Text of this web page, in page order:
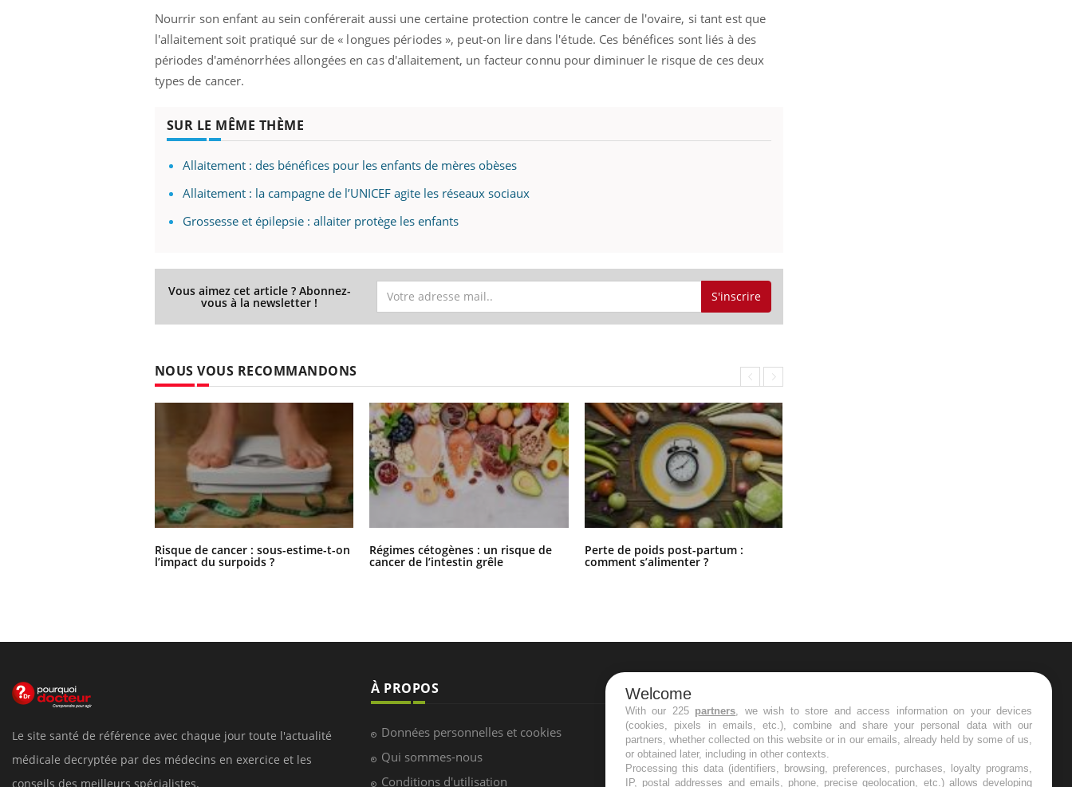
Nourrir son enfant au sein conférerait aussi une certaine protection contre le cancer de l'ovaire, si tant est que
l'allaitement soit pratiqué sur de « longues périodes », peut-on lire dans l'étude. Ces bénéfices sont liés à des
périodes d'aménorrhées allongées en cas d'allaitement, un facteur connu pour diminuer le risque de ces deux
types de cancer.
SUR LE MÊME THÈME
Allaitement : des bénéfices pour les enfants de mères obèses
Allaitement : la campagne de l’UNICEF agite les réseaux sociaux
Grossesse et épilepsie : allaiter protège les enfants
Vous aimez cet article ? Abonnez-
vous à la newsletter ! S'inscrire
NOUS VOUS RECOMMANDONS
Risque de cancer : sous-estime-t-on
l’impact du surpoids ?
Régimes cétogènes : un risque de
cancer de l’intestin grêle
Perte de poids post-partum :
comment s’alimenter ?
Le site santé de référence avec chaque jour toute l'actualité
médicale decryptée par des médecins en exercice et les
conseils des meilleurs spécialistes.
À PROPOS
Données personnelles et cookies
Qui sommes-nous
Conditions d'utilisation
NEWSLETTER
Recevez toutes les semaines les meilleures
infos santé
Welcome
With our 225 partners, we wish to store and access information on your devices
(cookies, pixels in emails, etc.), combine and share your personal data with our
partners, whether collected on this website or in our emails, already held by some of us,
or obtained later, including in other contexts.
Processing this data (identifiers, browsing, preferences, purchases, loyalty programs,
IP, postal addresses and emails, phone, precise geolocation, etc.) allows developing